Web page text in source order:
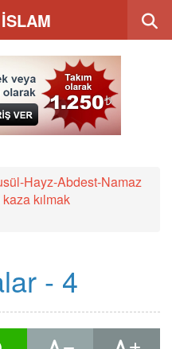
Hayz-Abdest-Namaz
kılmak
- 4